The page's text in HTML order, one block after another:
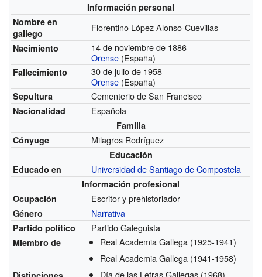
Información personal
Nombre en
gallego
Florentino López Alonso-Cuevillas
Nacimiento
14 de noviembre de 1886
Orense (España)
Fallecimiento
30 de julio de 1958
Orense (España)
Sepultura Cementerio de San Francisco
Nacionalidad Española
Familia
Cónyuge
Milagros Rodríguez
Educación
Educado en
Universidad de Santiago de Compostela
Información profesional
Ocupación
Escritor y prehistoriador
Género Narrativa
Partido político Partido Galeguista
Miembro de Real Academia Gallega (1925-1941)
Real Academia Gallega (1941-1958)
Día de las Letras Gallegas (1968)